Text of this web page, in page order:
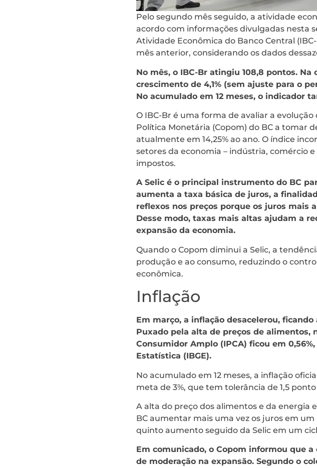
Pelo segundo mês seguido, a atividade
acordo com informações divulgadas nesta
Atividade Econômica do Banco Central
mês anterior, considerando os dados
No mês, o IBC-Br atingiu 108,8 pontos.
crescimento de 4,1% (sem ajuste para o
No acumulado em 12 meses, o indicador
O IBC-Br é uma forma de avaliar a
Política Monetária (Copom) do BC a tomar
atualmente em 14,25% ao ano. O índice
setores da economia – indústria, comércio
impostos.
A Selic é o principal instrumento do BC
aumenta a taxa básica de juros, a
reflexos nos preços porque os juros mais
Desse modo, taxas mais altas ajudam a
expansão da economia.
Quando o Copom diminui a Selic, a
produção e ao consumo, reduzindo o
econômica.
Inflação
Em março, a inflação desacelerou,
Puxado pela alta de preços de alimentos,
Consumidor Amplo (IPCA) ficou em
Estatística (IBGE).
No acumulado em 12 meses, a inflação
meta de 3%, que tem tolerância de 1,5
A alta do preço dos alimentos e da energia
BC aumentar mais uma vez os juros em
quinto aumento seguido da Selic em um
Em comunicado, o Copom informou que
de moderação na expansão. Segundo o